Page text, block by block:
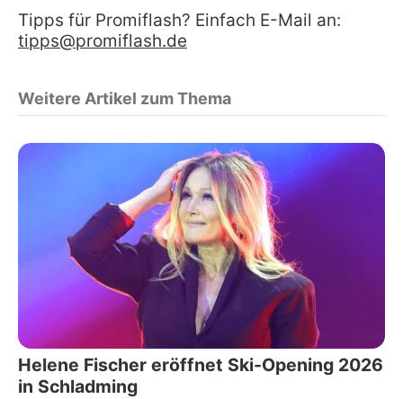
Tipps für Promiflash? Einfach E-Mail an:
tipps@promiflash.de
Weitere Artikel zum Thema
Helene Fischer eröffnet Ski-Opening 2026
in Schladming